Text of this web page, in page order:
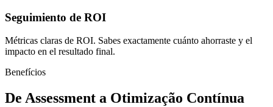
Seguimiento de ROI
Métricas claras de ROI. Sabes exactamente cuánto ahorraste y el
impacto en el resultado final.
Benefícios
De Assessment a Otimização Contínua